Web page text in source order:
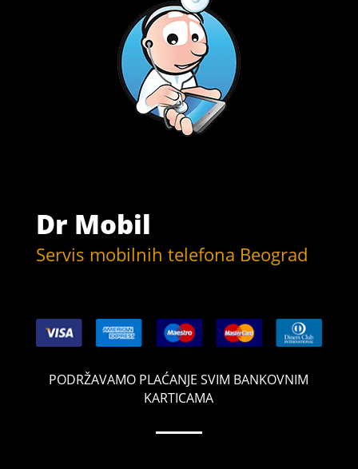
Dr Mobil
Servis mobilnih telefona Beograd
PODRŽAVAMO PLAĆANJE SVIM BANKOVNIM
KARTICAMA